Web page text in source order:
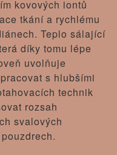
kovových iontů
tkání a rychlému
Teplo sálající
díky tomu lépe
uvolňuje
s hlubšími
technik
rozsah
svalových